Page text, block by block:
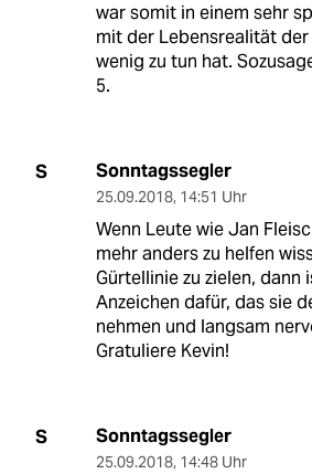
war somit in einem sehr
mit der Lebensrealität
wenig zu tun hat.
5.
S Sonntagssegler
25.09.2018, 14:51 Uhr
Wenn Leute wie Jan
mehr anders zu helfen
Gürtellinie zu zielen, dann
Anzeichen dafür, das sie
nehmen und langsam
Gratuliere Kevin!
S Sonntagssegler
25.09.2018, 14:48 Uhr